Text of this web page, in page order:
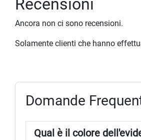
Recensioni
Ancora non ci sono recensioni.
Solamente clienti che hanno
Domande
Qual è il colore